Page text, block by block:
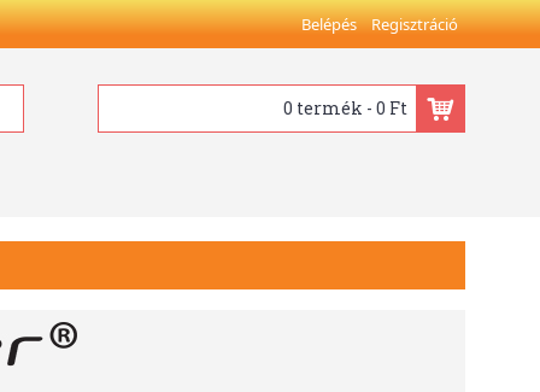
Belépés Regisztráció
0 termék - 0 Ft